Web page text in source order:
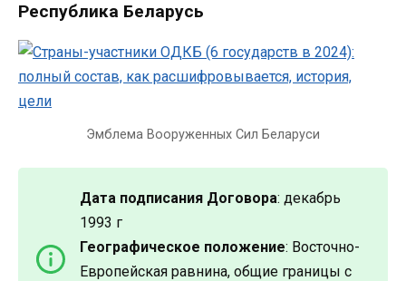
Республика Беларусь
Эмблема Вооруженных Сил Беларуси
Дата подписания Договора: декабрь
1993 г
Географическое положение: Восточно-
Европейская равнина, общие границы с